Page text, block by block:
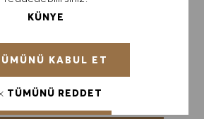
KÜNYE
TÜMÜNÜ REDDET
KABUL ET
ediyorum. Kişisel verilerimin
(Gerekli)